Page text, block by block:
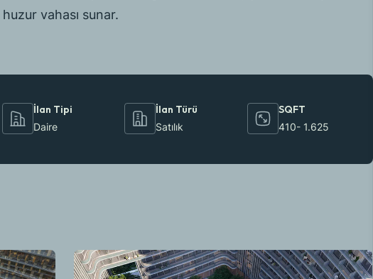
vahası sunar.
İlan Tipi
Daire
İlan Türü
Satılık
SQFT
410- 1.625